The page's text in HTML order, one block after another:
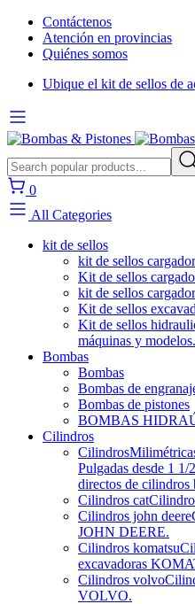
Contáctenos
Atención en provincias
Quiénes somos
Ubique el kit de sellos de
0
All Categories
kit de sellos
kit de sellos
Kit de sellos
kit de sellos
Kit de sellos
Kit de sellos
máquinas y modelos.
Bombas
Bombas
Bombas de
Bombas de pistones
BOMBAS
Cilindros
Cilindros
Pulgadas desde 1 1/
directos de cilindros
Cilindros cat
Cilindros john deere
JOHN DEERE.
Cilindros komatsu
excavadoras
Cilindros volvo
VOLVO.